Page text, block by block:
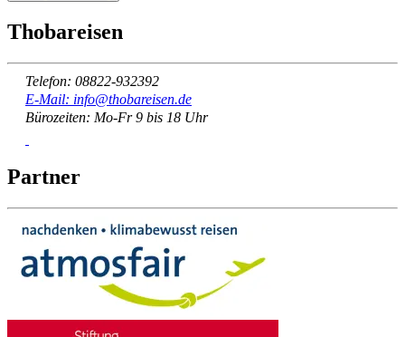
Thobareisen
Telefon: 08822-932392
E-Mail: info@thobareisen.de
Bürozeiten: Mo-Fr 9 bis 18 Uhr
Partner